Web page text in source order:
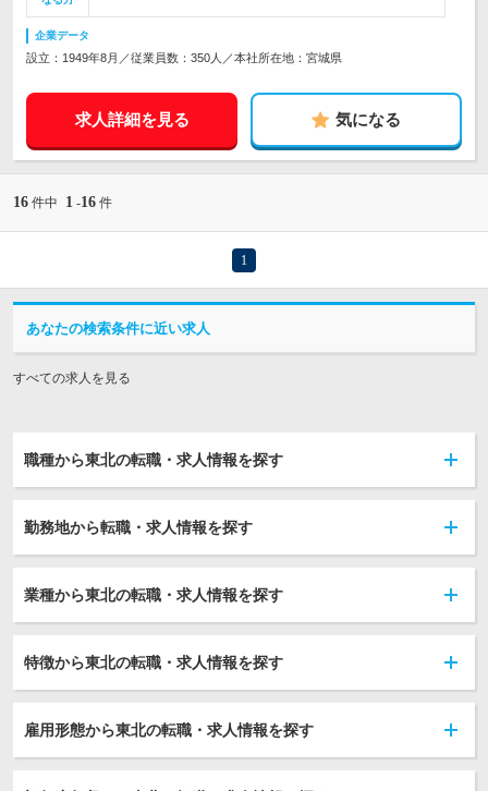
企業データ
設立：1949年8月／従業員数：350人／本社所在地：宮城県
求人詳細を見る 気になる
16 件中 1 -16 件
1
あなたの検索条件に近い求人
すべての求人を見る
職種から東北の転職・求人情報を探す
勤務地から転職・求人情報を探す
業種から東北の転職・求人情報を探す
特徴から東北の転職・求人情報を探す
雇用形態から東北の転職・求人情報を探す